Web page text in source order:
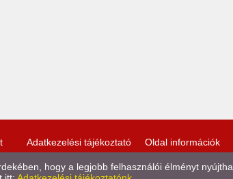
Adatkezelési tájékoztató Oldal információk
hogy a legjobb felhasználói élményt